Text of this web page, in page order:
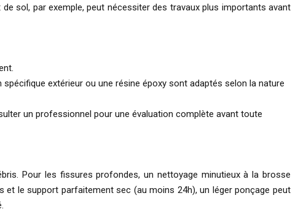
sol, par exemple, peut nécessiter des travaux plus importants avant
extérieur ou une résine époxy sont adaptés selon la nature
un professionnel pour une évaluation complète avant toute
Pour les fissures profondes, un nettoyage minutieux à la brosse
le support parfaitement sec (au moins 24h), un léger ponçage peut